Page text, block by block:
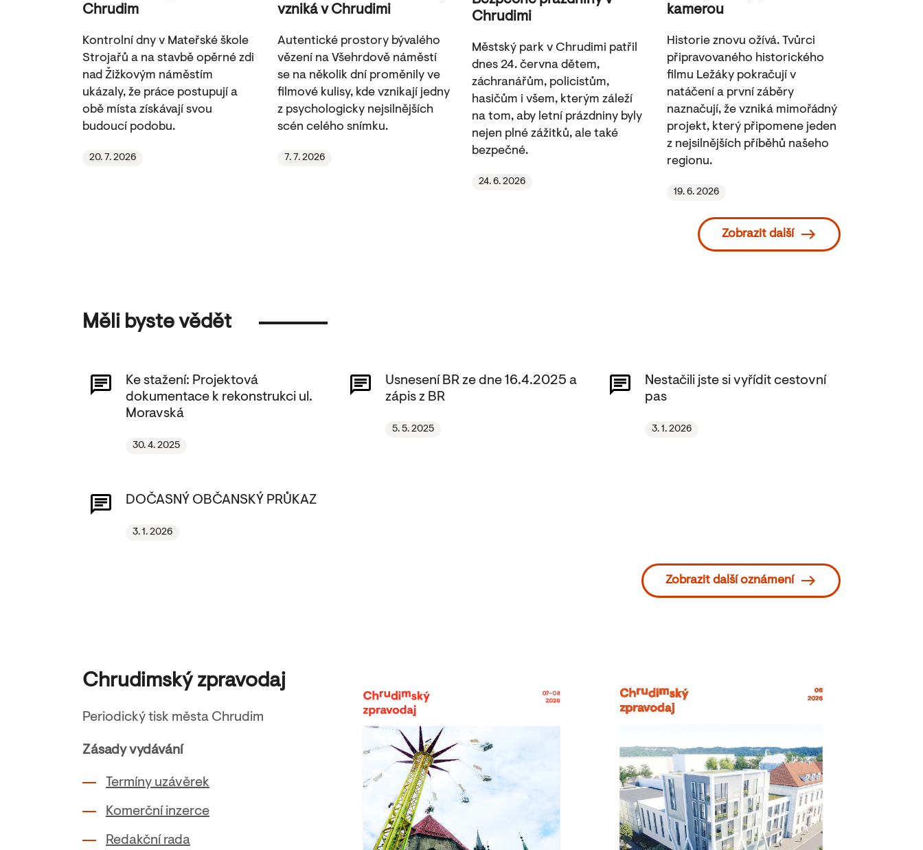
Chrudim
Kontrolní dny v Mateřské škole
Strojařů a na stavbě opěrné zdi
nad Žižkovým náměstím
ukázaly, že práce postupují a
obě místa získávají svou
budoucí podobu.
20. 7. 2026
vzniká v Chrudimi
Autentické prostory bývalého
vězení na Všehrdově náměstí
se na několik dní proměnily ve
filmové kulisy, kde vznikají jedny
z psychologicky nejsilnějších
scén celého snímku.
7. 7. 2026
Chrudimi
Městský park v Chrudimi patřil
dnes 24. června dětem,
záchranářům, policistům,
hasičům i všem, kterým záleží
na tom, aby letní prázdniny byly
nejen plné zážitků, ale také
bezpečné.
24. 6. 2026
kamerou
Historie znovu ožívá. Tvůrci
připravovaného historického
filmu Ležáky pokračují v
natáčení a první záběry
naznačují, že vzniká mimořádný
projekt, který připomene jeden
z nejsilnějších příběhů našeho
regionu.
19. 6. 2026
Zobrazit další
Měli byste vědět
Ke stažení: Projektová
dokumentace k rekonstrukci ul.
Moravská
30. 4. 2025
Usnesení BR ze dne 16.4.2025 a
zápis z BR
5. 5. 2025
Nestačili jste si vyřídit cestovní
pas
3. 1. 2026
DOČASNÝ OBČANSKÝ PRŮKAZ
3. 1. 2026
Zobrazit další oznámení
Chrudimský zpravodaj
Periodický tisk města Chrudim
Zásady vydávání
Termíny uzávěrek
Komerční inzerce
Redakční rada